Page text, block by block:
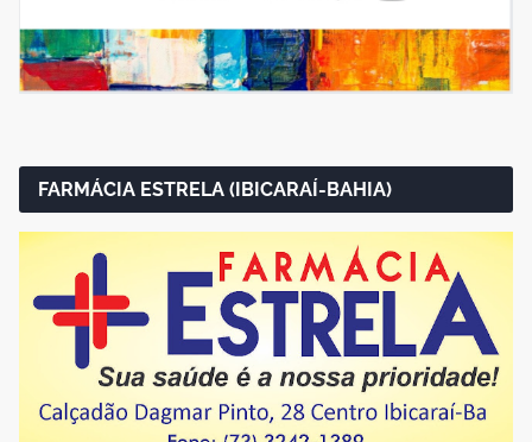
FARMÁCIA ESTRELA (IBICARAÍ-BAHIA)